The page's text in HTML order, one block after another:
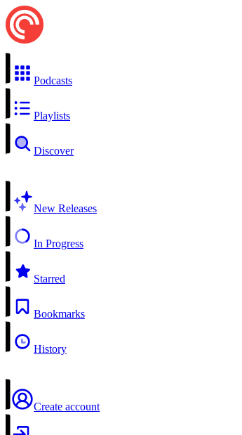
Podcasts
Playlists
Discover
New Releases
In Progress
Starred
Bookmarks
History
Create account